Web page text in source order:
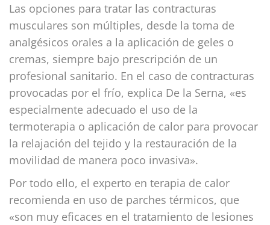
Las opciones para tratar las contracturas
musculares son múltiples, desde la toma de
analgésicos orales a la aplicación de geles o
cremas, siempre bajo prescripción de un
profesional sanitario. En el caso de contracturas
provocadas por el frío, explica De la Serna, «es
especialmente adecuado el uso de la
termoterapia o aplicación de calor para provocar
la relajación del tejido y la restauración de la
movilidad de manera poco invasiva».
Por todo ello, el experto en terapia de calor
recomienda en uso de parches térmicos, que
«son muy eficaces en el tratamiento de lesiones